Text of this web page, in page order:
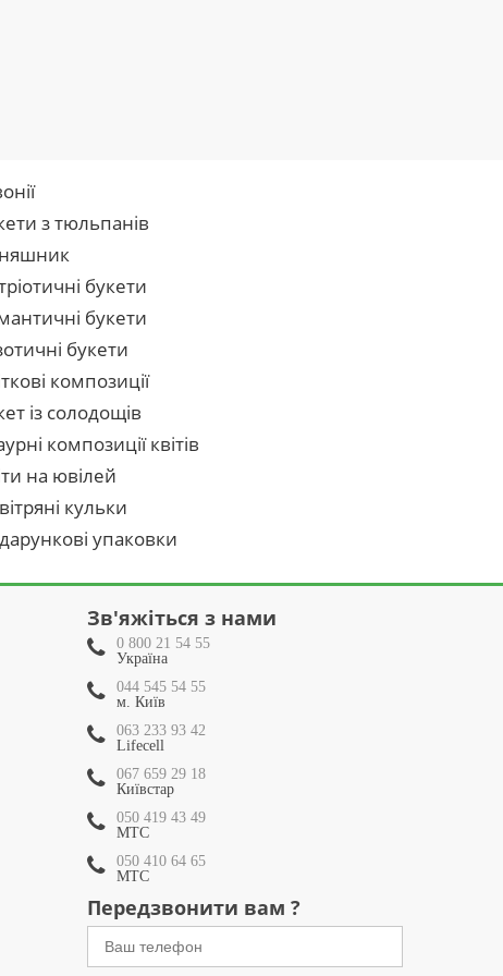
з тюльпанів
букети
букети
букети
композиції
із солодощів
композиції квітів
на ювілей
кульки
упаковки
Зв'яжіться з нами
0 800 21 54 55
Україна
044 545 54 55
м. Київ
063 233 93 42
Lifecell
067 659 29 18
Київстар
050 419 43 49
МТС
050 410 64 65
МТС
Передзвонити вам ?